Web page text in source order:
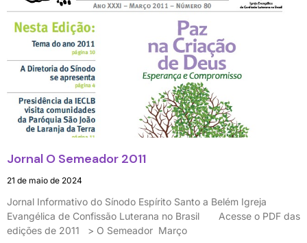
Jornal O Semeador 2011
21 de maio de 2024
Jornal Informativo do Sínodo Espírito Santo a Belém Igreja
Evangélica de Confissão Luterana no Brasil Acesse o PDF das
edições de 2011 > O Semeador Março